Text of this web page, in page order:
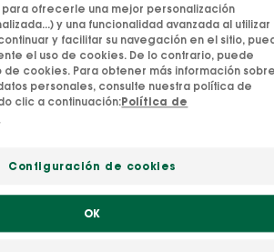
en el cuero cabelludo como en
Anticaída Fortificante
la Quinina medicinal activa todos
gracias la eficacia del dúo
y una mejor calidad del
Ceramida-like, un activo que
para ofrecerle una mejor personalización
y una funcionalidad avanzada al utilizar
y facilitar su navegación en el sitio,
el uso de cookies. De lo contrario, puede
de cookies. Para obtener más información
personales, consulte nuestra política de
clic a continuación:Política de
Configuración de cookies
OK